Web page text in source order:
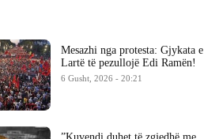
Mesazhi nga protesta: Gjykata e
Lartë të pezullojë Edi Ramën!
6 Gusht, 2026 - 20:21